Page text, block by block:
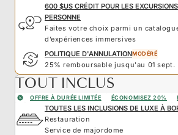
600 $US CRÉDIT POUR LES
PERSONNE
Faites votre choix parmi un
d’expériences immersives
POLITIQUE D'ANNULATIONMODÉRÉ
25% remboursable jusqu'au 01 sept.
TOUT INCLUS
OFFRE À DURÉE LIMITÉE ÉCONOMISEZ 20%
TOUTES LES INCLUSIONS DE LUXE À
Restauration
Service de majordome